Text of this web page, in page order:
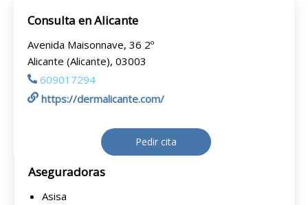
Consulta en Alicante
Avenida Maisonnave, 36 2º
Alicante (Alicante), 03003
609017294
https://dermalicante.com/
Pedir cita
Aseguradoras
Asisa